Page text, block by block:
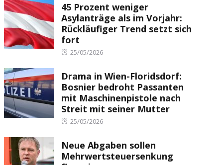
45 Prozent weniger
Asylanträge als im Vorjahr:
Rückläufiger Trend setzt sich
fort
Posted
25/05/2026
Drama in Wien-Floridsdorf:
Bosnier bedroht Passanten
mit Maschinenpistole nach
Streit mit seiner Mutter
Posted
25/05/2026
Neue Abgaben sollen
Mehrwertsteuersenkung